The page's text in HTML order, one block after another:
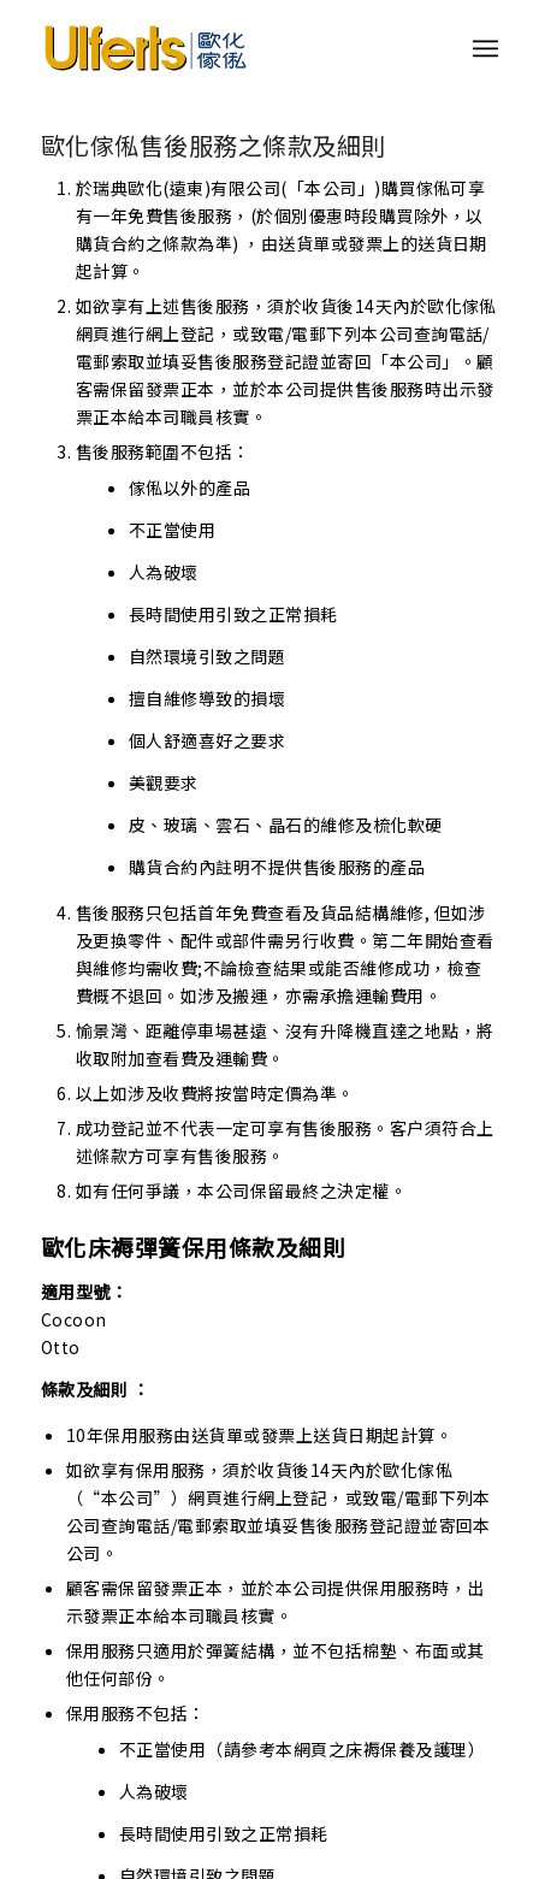
歐化傢俬售後服務之條款及細則
於瑞典歐化(遠東)有限公司(「本公司」)購買傢俬可享
有一年免費售後服務，(於個別優惠時段購買除外，以
購貨合約之條款為準) ，由送貨單或發票上的送貨日期
起計算。
如欲享有上述售後服務，須於收貨後14天內於歐化傢俬
網頁進行網上登記，或致電/電郵下列本公司查詢電話/
電郵索取並填妥售後服務登記證並寄回「本公司」。顧
客需保留發票正本，並於本公司提供售後服務時出示發
票正本給本司職員核實。
售後服務範圍不包括：
傢俬以外的產品
不正當使用
人為破壞
長時間使用引致之正常損耗
自然環境引致之問題
擅自維修導致的損壞
個人舒適喜好之要求
美觀要求
皮、玻璃、雲石、晶石的維修及梳化軟硬
購貨合約內註明不提供售後服務的產品
售後服務只包括首年免費查看及貨品結構維修, 但如涉
及更換零件、配件或部件需另行收費。第二年開始查看
與維修均需收費;不論檢查結果或能否維修成功，檢查
費概不退回。如涉及搬運，亦需承擔運輸費用。
愉景灣、距離停車場甚遠、沒有升降機直達之地點，將
收取附加查看費及運輸費。
以上如涉及收費將按當時定價為準。
成功登記並不代表一定可享有售後服務。客户須符合上
述條款方可享有售後服務。
如有任何爭議，本公司保留最終之決定權。
歐化床褥彈簧保用條款及細則
適用型號：
Cocoon
Otto
條款及細則 ：
10年保用服務由送貨單或發票上送貨日期起計算。
如欲享有保用服務，須於收貨後14天內於歐化傢俬
（“本公司”）網頁進行網上登記，或致電/電郵下列本
公司查詢電話/電郵索取並填妥售後服務登記證並寄回本
公司。
顧客需保留發票正本，並於本公司提供保用服務時，出
示發票正本給本司職員核實。
保用服務只適用於彈簧結構，並不包括棉墊、布面或其
他任何部份。
保用服務不包括：
不正當使用（請參考本網頁之床褥保養及護理）
人為破壞
長時間使用引致之正常損耗